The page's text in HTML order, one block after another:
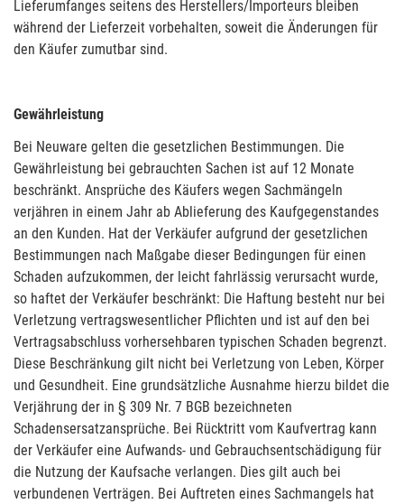
Lieferumfanges seitens des Herstellers/Importeurs bleiben
während der Lieferzeit vorbehalten, soweit die Änderungen für
den Käufer zumutbar sind.
Gewährleistung
Bei Neuware gelten die gesetzlichen Bestimmungen. Die
Gewährleistung bei gebrauchten Sachen ist auf 12 Monate
beschränkt. Ansprüche des Käufers wegen Sachmängeln
verjähren in einem Jahr ab Ablieferung des Kaufgegenstandes
an den Kunden. Hat der Verkäufer aufgrund der gesetzlichen
Bestimmungen nach Maßgabe dieser Bedingungen für einen
Schaden aufzukommen, der leicht fahrlässig verursacht wurde,
so haftet der Verkäufer beschränkt: Die Haftung besteht nur bei
Verletzung vertragswesentlicher Pflichten und ist auf den bei
Vertragsabschluss vorhersehbaren typischen Schaden begrenzt.
Diese Beschränkung gilt nicht bei Verletzung von Leben, Körper
und Gesundheit. Eine grundsätzliche Ausnahme hierzu bildet die
Verjährung der in § 309 Nr. 7 BGB bezeichneten
Schadensersatzansprüche. Bei Rücktritt vom Kaufvertrag kann
der Verkäufer eine Aufwands- und Gebrauchsentschädigung für
die Nutzung der Kaufsache verlangen. Dies gilt auch bei
verbundenen Verträgen. Bei Auftreten eines Sachmangels hat